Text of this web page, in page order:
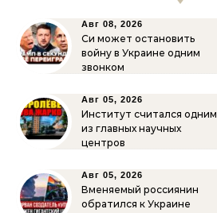
Авг 08, 2026
Си может остановить
войну в Украине одним
звонком
Авг 05, 2026
Институт считался одним
из главных научных
центров
Авг 05, 2026
Вменяемый россиянин
обратился к Украине